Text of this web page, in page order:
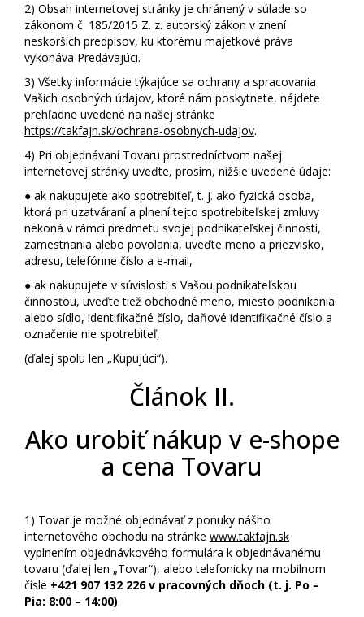
2) Obsah internetovej stránky je chránený v súlade so
zákonom č. 185/2015 Z. z. autorský zákon v znení
neskorších predpisov, ku ktorému majetkové práva
vykonáva Predávajúci.
3) Všetky informácie týkajúce sa ochrany a spracovania
Vašich osobných údajov, ktoré nám poskytnete, nájdete
prehľadne uvedené na našej stránke
https://takfajn.sk/ochrana-osobnych-udajov.
4) Pri objednávaní Tovaru prostredníctvom našej
internetovej stránky uveďte, prosím, nižšie uvedené údaje:
● ak nakupujete ako spotrebiteľ, t. j. ako fyzická osoba,
ktorá pri uzatváraní a plnení tejto spotrebiteľskej zmluvy
nekoná v rámci predmetu svojej podnikateľskej činnosti,
zamestnania alebo povolania, uveďte meno a priezvisko,
adresu, telefónne číslo a e-mail,
● ak nakupujete v súvislosti s Vašou podnikateľskou
činnosťou, uveďte tiež obchodné meno, miesto podnikania
alebo sídlo, identifikačné číslo, daňové identifikačné číslo a
označenie nie spotrebiteľ,
(ďalej spolu len „Kupujúci“).
Článok II.
Ako urobiť nákup v e-shope
a cena Tovaru
1) Tovar je možné objednávať z ponuky nášho
internetového obchodu na stránke www.takfajn.sk
vyplnením objednávkového formulára k objednávanému
tovaru (ďalej len „Tovar“), alebo telefonicky na mobilnom
čísle +421 907 132 226 v pracovných dňoch (t. j. Po –
Pia: 8:00 – 14:00).